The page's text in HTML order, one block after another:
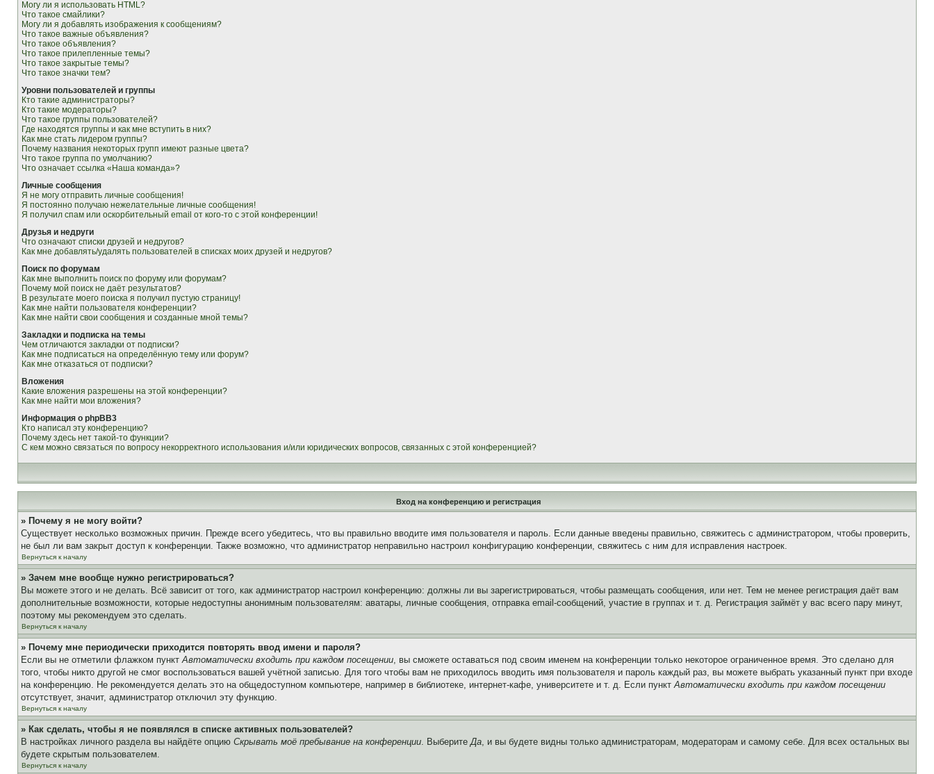
Могу ли я использовать HTML?
Что такое смайлики?
Могу ли я добавлять изображения к сообщениям?
Что такое важные объявления?
Что такое объявления?
Что такое прилепленные темы?
Что такое закрытые темы?
Что такое значки тем?
Уровни пользователей и группы
Кто такие администраторы?
Кто такие модераторы?
Что такое группы пользователей?
Где находятся группы и как мне вступить в них?
Как мне стать лидером группы?
Почему названия некоторых групп имеют разные цвета?
Что такое группа по умолчанию?
Что означает ссылка «Наша команда»?
Личные сообщения
Я не могу отправить личные сообщения!
Я постоянно получаю нежелательные личные сообщения!
Я получил спам или оскорбительный email от кого-то с этой конференции!
Друзья и недруги
Что означают списки друзей и недругов?
Как мне добавлять/удалять пользователей в списках моих друзей и недругов?
Поиск по форумам
Как мне выполнить поиск по форуму или форумам?
Почему мой поиск не даёт результатов?
В результате моего поиска я получил пустую страницу!
Как мне найти пользователя конференции?
Как мне найти свои сообщения и созданные мной темы?
Закладки и подписка на темы
Чем отличаются закладки от подписки?
Как мне подписаться на определённую тему или форум?
Как мне отказаться от подписки?
Вложения
Какие вложения разрешены на этой конференции?
Как мне найти мои вложения?
Информация о phpBB3
Кто написал эту конференцию?
Почему здесь нет такой-то функции?
С кем можно связаться по вопросу некорректного использования и/или юридических вопросов, связанных с этой конференцией?
Вход на конференцию и регистрация
» Почему я не могу войти?
Существует несколько возможных причин. Прежде всего убедитесь, что вы правильно вводите имя пользователя и пароль. Если данные введены правильно, свяжитесь с администратором, чтобы проверить,
не был ли вам закрыт доступ к конференции. Также возможно, что администратор неправильно настроил конфигурацию конференции, свяжитесь с ним для исправления настроек.
Вернуться к началу
» Зачем мне вообще нужно регистрироваться?
Вы можете этого и не делать. Всё зависит от того, как администратор настроил конференцию: должны ли вы зарегистрироваться, чтобы размещать сообщения, или нет. Тем не менее регистрация даёт вам
дополнительные возможности, которые недоступны анонимным пользователям: аватары, личные сообщения, отправка email-сообщений, участие в группах и т. д. Регистрация займёт у вас всего пару минут,
поэтому мы рекомендуем это сделать.
Вернуться к началу
» Почему мне периодически приходится повторять ввод имени и пароля?
Если вы не отметили флажком пунктАвтоматически входить при каждом посещении, вы сможете оставаться под своим именем на конференции только некоторое ограниченное время. Это сделано для
того, чтобы никто другой не смог воспользоваться вашей учётной записью. Для того чтобы вам не приходилось вводить имя пользователя и пароль каждый раз, вы можете выбрать указанный пункт при входе
на конференцию. Не рекомендуется делать это на общедоступном компьютере, например в библиотеке, интернет-кафе, университете и т. д. Если пунктАвтоматически входить при каждом посещении
отсутствует, значит, администратор отключил эту функцию.
Вернуться к началу
» Как сделать, чтобы я не появлялся в списке активных пользователей?
В настройках личного раздела вы найдёте опцию Скрывать моё пребывание на конференции. ВыберитеДа, и вы будете видны только администраторам, модераторам и самому себе. Для всех остальных вы
будете скрытым пользователем.
Вернуться к началу